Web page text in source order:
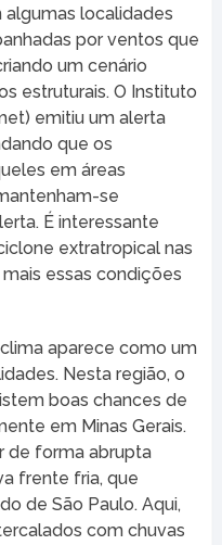
localidades
por ventos que
um cenário
estruturais. O Instituto
emitiu um alerta
que os
em áreas
se
É interessante
extratropical nas
essas condições
aparece como um
Nesta região, o
boas chances de
em Minas Gerais.
de forma abrupta
frente fria, que
de São Paulo. Aqui,
com chuvas